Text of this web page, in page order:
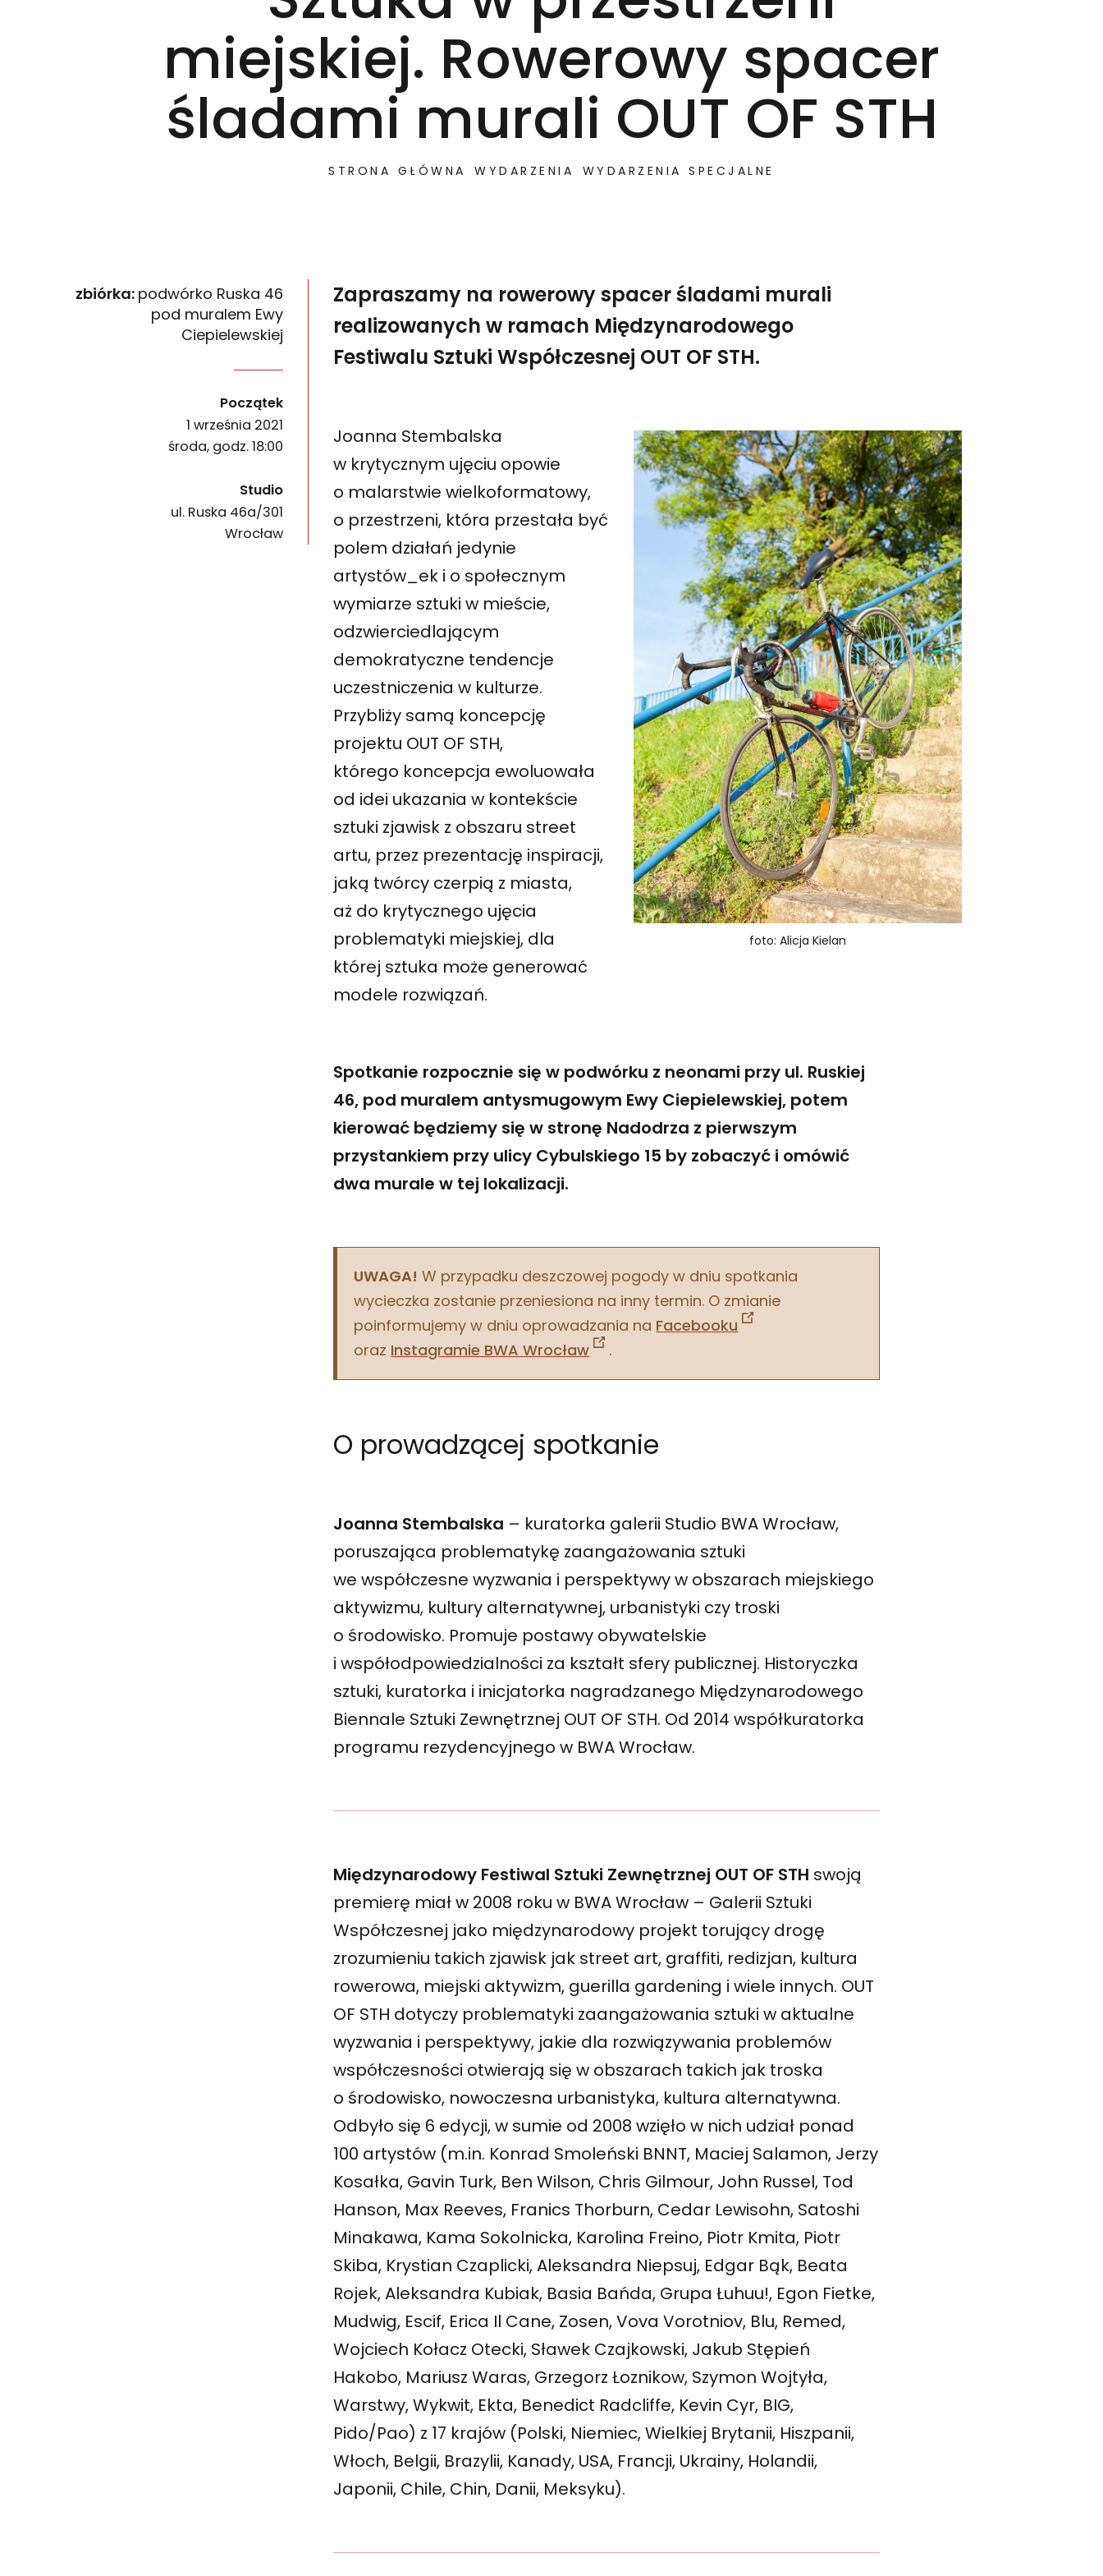
miejskiej. Rowerowy spacer
śladami murali OUT OF STH
STRONA GŁÓWNA WYDARZENIA WYDARZENIA SPECJALNE
zbiórka: podwórko Ruska 46
pod muralem Ewy
Ciepielewskiej
Początek
1 września 2021
środa, godz. 18:00
Studio
ul. Ruska 46a/301
50-079
Wrocław
Zapraszamy na rowerowy spacer śladami murali
realizowanych w ramach Międzynarodowego
Festiwalu Sztuki Współczesnej OUT OF STH.
foto: Alicja Kielan
Joanna Stembalska
w krytycznym ujęciu opowie
o malarstwie wielkoformatowy,
o przestrzeni, która przestała być
polem działań jedynie
artystów_ek i o społecznym
wymiarze sztuki w mieście,
odzwierciedlającym
demokratyczne tendencje
uczestniczenia w kulturze.
Przybliży samą koncepcję
projektu OUT OF STH,
którego koncepcja ewoluowała
od idei ukazania w kontekście
sztuki zjawisk z obszaru street
artu, przez prezentację inspiracji,
jaką twórcy czerpią z miasta,
aż do krytycznego ujęcia
problematyki miejskiej, dla
której sztuka może generować
modele rozwiązań.
Spotkanie rozpocznie się w podwórku z neonami przy ul. Ruskiej
46, pod muralem antysmugowym Ewy Ciepielewskiej, potem
kierować będziemy się w stronę Nadodrza z pierwszym
przystankiem przy ulicy Cybulskiego 15 by zobaczyć i omówić
dwa murale w tej lokalizacji.
UWAGA! W przypadku deszczowej pogody w dniu spotkania
wycieczka zostanie przeniesiona na inny termin. O zmianie
poinformujemy w dniu oprowadzania na Facebooku
oraz Instagramie BWA Wrocław .
O prowadzącej spotkanie
Joanna Stembalska – kuratorka galerii Studio BWA Wrocław,
poruszająca problematykę zaangażowania sztuki
we współczesne wyzwania i perspektywy w obszarach miejskiego
aktywizmu, kultury alternatywnej, urbanistyki czy troski
o środowisko. Promuje postawy obywatelskie
i współodpowiedzialności za kształt sfery publicznej. Historyczka
sztuki, kuratorka i inicjatorka nagradzanego Międzynarodowego
Biennale Sztuki Zewnętrznej OUT OF STH. Od 2014 współkuratorka
programu rezydencyjnego w BWA Wrocław.
Międzynarodowy Festiwal Sztuki Zewnętrznej OUT OF STH swoją
premierę miał w 2008 roku w BWA Wrocław – Galerii Sztuki
Współczesnej jako międzynarodowy projekt torujący drogę
zrozumieniu takich zjawisk jak street art, graffiti, redizjan, kultura
rowerowa, miejski aktywizm, guerilla gardening i wiele innych. OUT
OF STH dotyczy problematyki zaangażowania sztuki w aktualne
wyzwania i perspektywy, jakie dla rozwiązywania problemów
współczesności otwierają się w obszarach takich jak troska
o środowisko, nowoczesna urbanistyka, kultura alternatywna.
Odbyło się 6 edycji, w sumie od 2008 wzięło w nich udział ponad
100 artystów (m.in. Konrad Smoleński BNNT, Maciej Salamon, Jerzy
Kosałka, Gavin Turk, Ben Wilson, Chris Gilmour, John Russel, Tod
Hanson, Max Reeves, Franics Thorburn, Cedar Lewisohn, Satoshi
Minakawa, Kama Sokolnicka, Karolina Freino, Piotr Kmita, Piotr
Skiba, Krystian Czaplicki, Aleksandra Niepsuj, Edgar Bąk, Beata
Rojek, Aleksandra Kubiak, Basia Bańda, Grupa Łuhuu!, Egon Fietke,
Mudwig, Escif, Erica Il Cane, Zosen, Vova Vorotniov, Blu, Remed,
Wojciech Kołacz Otecki, Sławek Czajkowski, Jakub Stępień
Hakobo, Mariusz Waras, Grzegorz Łoznikow, Szymon Wojtyła,
Warstwy, Wykwit, Ekta, Benedict Radcliffe, Kevin Cyr, BIG,
Pido/Pao) z 17 krajów (Polski, Niemiec, Wielkiej Brytanii, Hiszpanii,
Włoch, Belgii, Brazylii, Kanady, USA, Francji, Ukrainy, Holandii,
Japonii, Chile, Chin, Danii, Meksyku).